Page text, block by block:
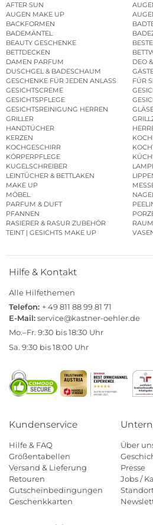
AFTER SUN
AUGEN MAKE UP
BACKFORMEN
BADEMÄNTEL
BEAUTY GESCHENKE
BETTDECKEN
DAMEN PARFUM
DEO
DUSCHGEL & BADESCHAUM
GESCHENKE FÜR JEDEN ANLASS
FÜR
GESICHTSCREME
GESICHTSPFLEGE
GESICHTSREINIGUNG HERREN
GRILLER
HANDTÜCHER
KERZEN
KOCHGESCHIRR
KÖRPERPFLEGE
KUGELSCHREIBER
LEINTÜCHER & BETTLAKEN
MAKE UP
MÖBEL
PARFUM & DUFT
PFANNEN
RASIERER & RASUR ZUBEHÖR
TEINT | GESICHTS MAKE UP
Hilfe & Kontakt
Alle Hilfethemen
Telefon: + 49 811 88 99 81 71
E-Mail:service@kastner-oehler.de
Mo.–Fr. 9:30 bis 18:30 Uhr
Sa. 9:30 bis 18:00 Uhr
Kundenservice
Hilfe & FAQ
Größentabellen
Versand & Lieferung
Retouren
Gutscheinbedingungen
Geschenkkarten
Über
Presse
Jobs /